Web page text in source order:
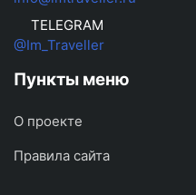
TELEGRAM
@Im_Traveller
Пункты меню
О проекте
Правила сайта